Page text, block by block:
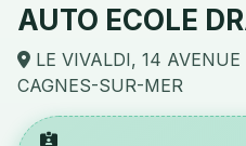
AUTO ECOLE
LE VIVALDI, 14
CAGNES-SUR-MER